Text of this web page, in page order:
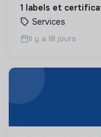
1 labels et
Services
Il y a 18 jours